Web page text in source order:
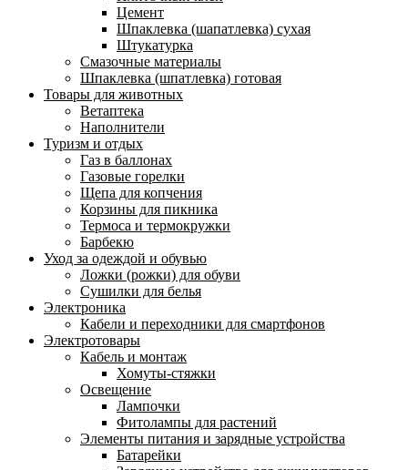
Цемент
Шпаклевка (шапатлевка) сухая
Штукатурка
Смазочные материалы
Шпаклевка (шпатлевка) готовая
Товары для животных
Ветаптека
Наполнители
Туризм и отдых
Газ в баллонах
Газовые горелки
Щепа для копчения
Корзины для пикника
Термоса и термокружки
Барбекю
Уход за одеждой и обувью
Ложки (рожки) для обуви
Сушилки для белья
Электроника
Кабели и переходники для смартфонов
Электротовары
Кабель и монтаж
Хомуты-стяжки
Освещение
Лампочки
Фитолампы для растений
Элементы питания и зарядные устройства
Батарейки